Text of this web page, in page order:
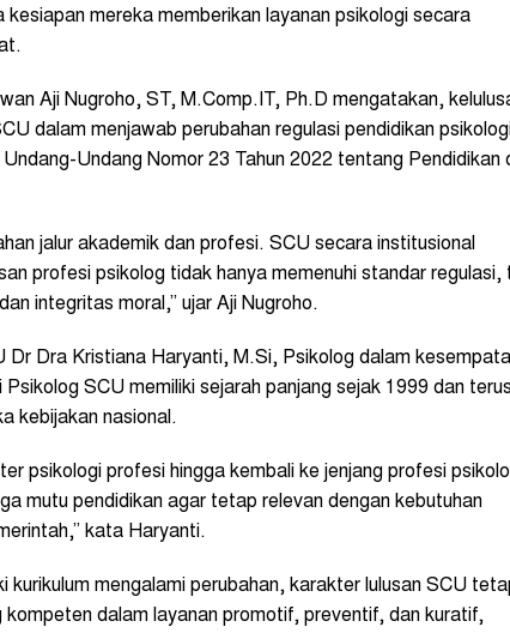
kesiapan mereka memberikan layanan psikologi secara
Aji Nugroho, ST, M.Comp.IT, Ph.D mengatakan,
dalam menjawab perubahan regulasi pendidikan
Undang Nomor 23 Tahun 2022 tentang Pendidikan
jalur akademik dan profesi. SCU secara institusional
profesi psikolog tidak hanya memenuhi standar regulasi,
integritas moral,” ujar Aji Nugroho.
Dr Dra Kristiana Haryanti, M.Si, Psikolog dalam
SCU memiliki sejarah panjang sejak 1999 dan terus
kebijakan nasional.
psikologi profesi hingga kembali ke jenjang profesi
mutu pendidikan agar tetap relevan dengan kebutuhan
kata Haryanti.
kurikulum mengalami perubahan, karakter lulusan SCU
kompeten dalam layanan promotif, preventif, dan kuratif,